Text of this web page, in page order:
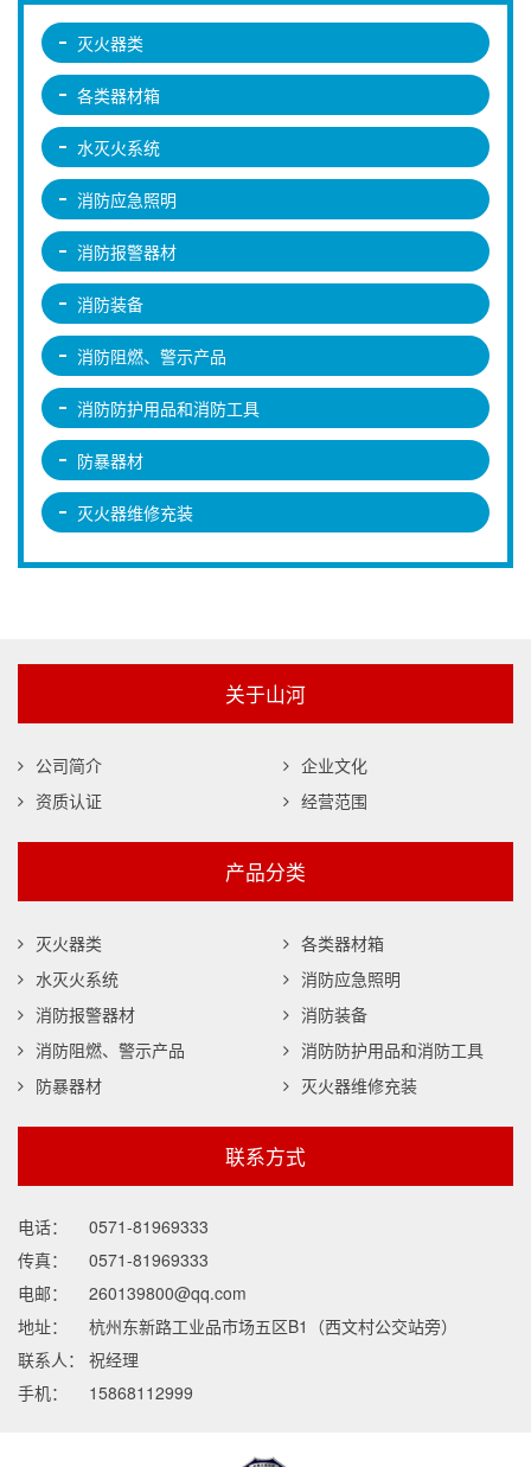
灭火器类
各类器材箱
水灭火系统
消防应急照明
消防报警器材
消防装备
消防阻燃、警示产品
消防防护用品和消防工具
防暴器材
灭火器维修充装
关于山河
公司简介
企业文化
资质认证
经营范围
产品分类
灭火器类
各类器材箱
水灭火系统
消防应急照明
消防报警器材
消防装备
消防阻燃、警示产品
消防防护用品和消防工具
防暴器材
灭火器维修充装
联系方式
电话：
0571-81969333
传真：
0571-81969333
电邮：
260139800@qq.com
地址：
杭州东新路工业品市场五区B1（西文村公交站旁）
联系人：
祝经理
手机：
15868112999